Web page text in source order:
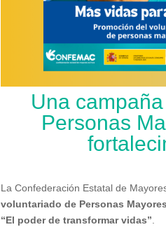
Una
Personas
La Confederación Estatal de
voluntariado de Personas Mayores
“El poder de transformar vidas”.